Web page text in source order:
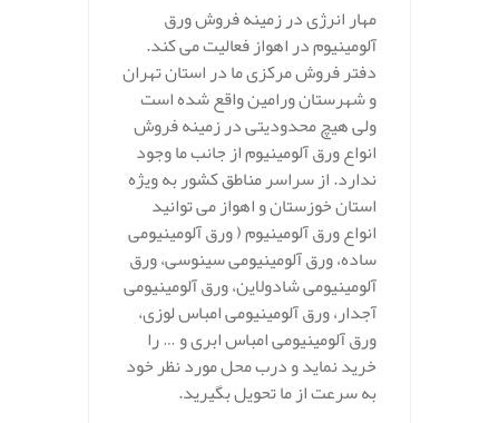
مهار انرژی در زمینه فروش ورق
آلومینیوم در اهواز فعالیت می کند.
دفتر فروش مرکزی ما در استان تهران
و شهرستان ورامین واقع شده است
ولی هیچ محدودیتی در زمینه فروش
انواع ورق آلومینیوم از جانب ما وجود
ندارد. از سراسر مناطق کشور به ویژه
استان خوزستان و اهواز می توانید
انواع ورق آلومینیوم ( ورق آلومینیومی
ساده، ورق آلومینیومی سینوسی، ورق
آلومینیومی شادولاین، ورق آلومینیومی
آجدار، ورق آلومینیومی امباس لوزی،
ورق آلومینیومی امباس ابری و … را
خرید نماید و درب محل مورد نظر خود
به سرعت از ما تحویل بگیرید.